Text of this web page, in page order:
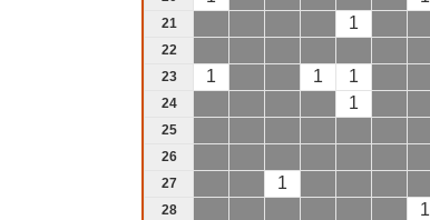
21 1
22
23 1 1 1
24 1
25
26
27 1
28 1